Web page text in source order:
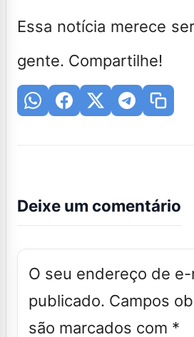
Essa notícia merece
gente. Compartilhe!
Deixe um comentário
O seu endereço de
publicado. Campos
são marcados com *